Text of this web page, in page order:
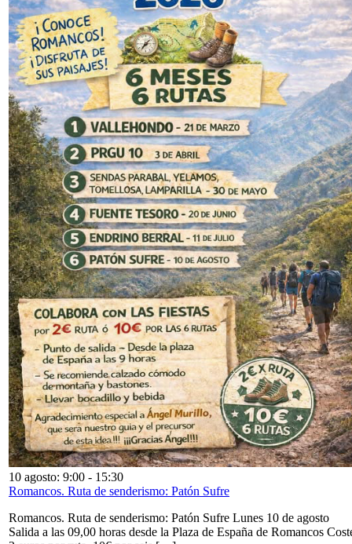
10 agosto: 9:00 - 15:30
Romancos. Ruta de senderismo: Patón Sufre
Romancos. Ruta de senderismo: Patón Sufre Lunes 10 de agosto
Salida a las 09,00 horas desde la Plaza de España de Romancos